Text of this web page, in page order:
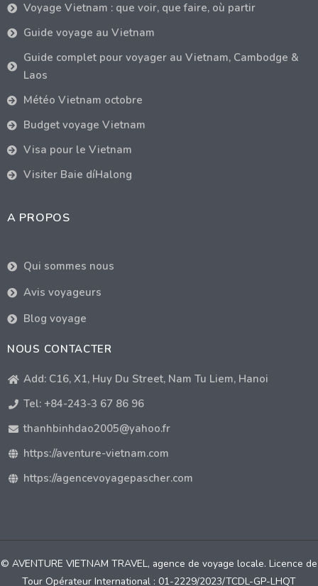
Voyage Vietnam : que voir, que faire, où partir
Guide voyage au Vietnam
Guide complet pour voyager au Vietnam, Cambodge &
Laos
Météo Vietnam octobre
Budget voyage Vietnam
Visa pour le Vietnam
Visiter Baie díHalong
A PROPOS
Qui sommes nous
Avis voyageurs
Blog voyage
NOUS CONTACTER
Add: C16, X1, Huy Du Street, Nam Tu Liem, Hanoi
Tel: +84-243-3 67 86 96
thanhbinhdao2005@yahoo.fr
https://aventure-vietnam.com
https://agencevoyagepascher.com
© AVENTURE VIETNAM TRAVEL, agence de voyage locale. Licence de
Tour Opérateur International : 01-2229/2023/TCDL-GP-LHQT